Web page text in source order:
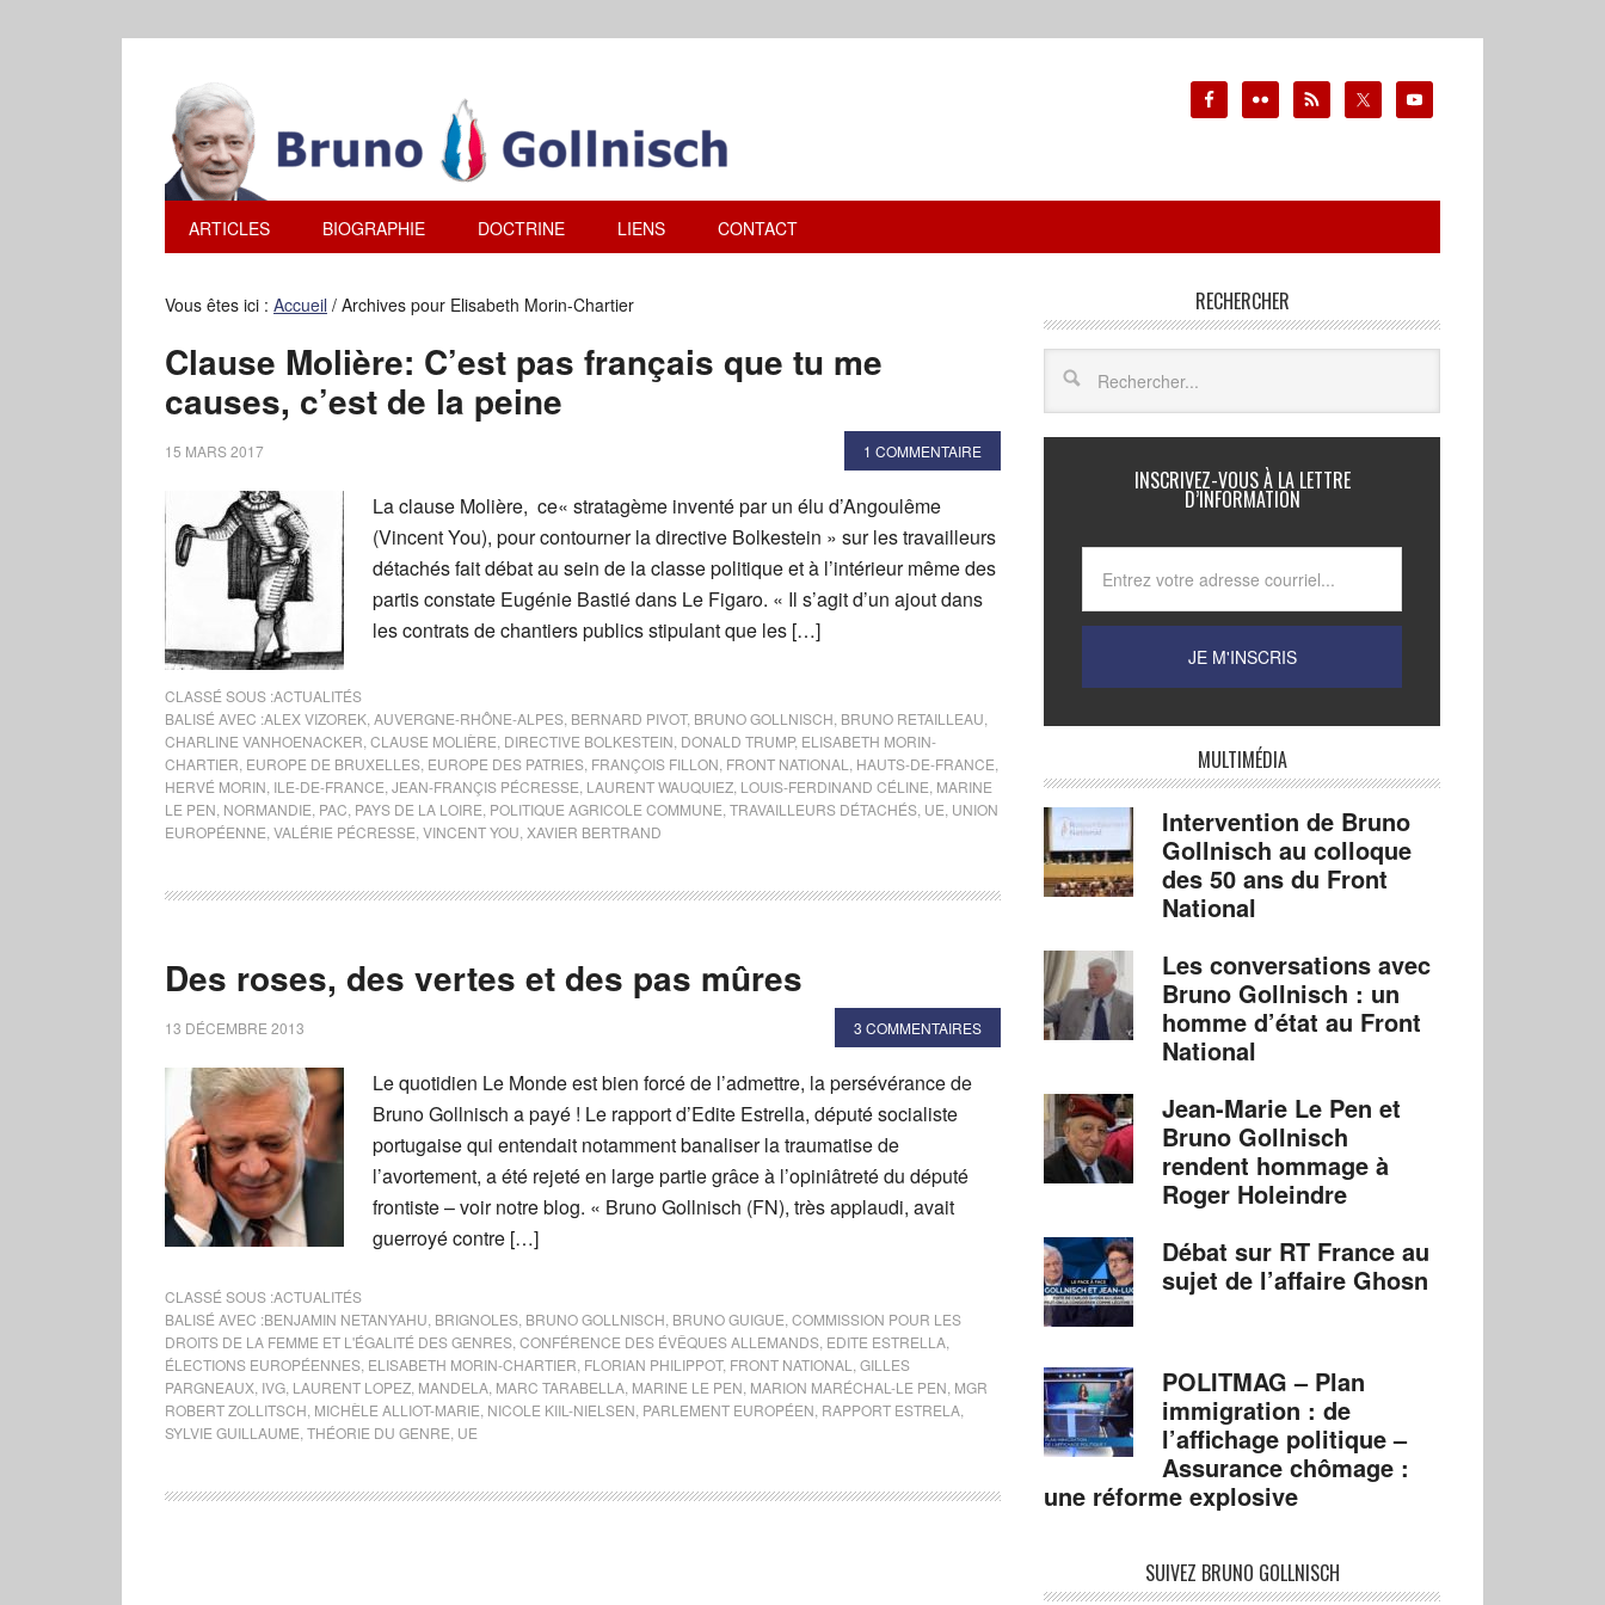
ARTICLES BIOGRAPHIE DOCTRINE LIENS CONTACT
Vous êtes ici : Accueil / Archives pour Elisabeth Morin-Chartier
Clause Molière: C’est pas français que tu me
causes, c’est de la peine
15 MARS 2017 1 COMMENTAIRE
La clause Molière, ce« stratagème inventé par un élu d’Angoulême
(Vincent You), pour contourner la directive Bolkestein » sur les travailleurs
détachés fait débat au sein de la classe politique et à l’intérieur même des
partis constate Eugénie Bastié dans Le Figaro. « Il s’agit d’un ajout dans
les contrats de chantiers publics stipulant que les […]
CLASSÉ SOUS :ACTUALITÉS
BALISÉ AVEC :ALEX VIZOREK AUVERGNE-RHÔNE-ALPES BERNARD PIVOT, BRUNO GOLLNISCH BRUNO RETAILLEAU
CHARLINE VANHOENACKER CLAUSE MOLIÈRE DIRECTIVE BOLKESTEIN DONALD TRUMP, ELISABETH MORIN-
CHARTIER EUROPE DE BRUXELLES EUROPE DES PATRIES FRANÇOIS FILLON FRONT NATIONAL HAUTS-DE-FRANCE
HERVÉ MORIN ILE-DE-FRANCE JEAN-FRANÇIS PÉCRESSE LAURENT WAUQUIEZ LOUIS-FERDINAND CÉLINE MARINE
LE PEN NORMANDIE PAC PAYS DE LA LOIRE POLITIQUE AGRICOLE COMMUNE TRAVAILLEURS DÉTACHÉS UE UNION
EUROPÉENNE VALÉRIE PÉCRESSE VINCENT YOU XAVIER BERTRAND
Des roses, des vertes et des pas mûres
13 DÉCEMBRE 2013 3 COMMENTAIRES
Le quotidien Le Monde est bien forcé de l’admettre, la persévérance de
Bruno Gollnisch a payé ! Le rapport d’Edite Estrella, député socialiste
portugaise qui entendait notamment banaliser la traumatise de
l’avortement, a été rejeté en large partie grâce à l’opiniâtreté du député
frontiste – voir notre blog. « Bruno Gollnisch (FN), très applaudi, avait
guerroyé contre […]
CLASSÉ SOUS :ACTUALITÉS
BALISÉ AVEC :BENJAMIN NETANYAHU BRIGNOLES BRUNO GOLLNISCH BRUNO GUIGUE COMMISSION POUR LES
DROITS DE LA FEMME ET L'ÉGALITÉ DES GENRES CONFÉRENCE DES ÉVÊQUES ALLEMANDS EDITE ESTRELLA
ÉLECTIONS EUROPÉENNES ELISABETH MORIN-CHARTIER FLORIAN PHILIPPOT, FRONT NATIONAL
GILLES
PARGNEAUX IVG LAURENT LOPEZ MANDELA MARC TARABELLA MARINE LE PEN MARION MARÉCHAL-LE PEN MGR
ROBERT ZOLLITSCH MICHÈLE ALLIOT-MARIE NICOLE KIIL-NIELSEN PARLEMENT EUROPÉEN RAPPORT ESTRELA
SYLVIE GUILLAUME THÉORIE DU GENRE UE
RECHERCHER
INSCRIVEZ-VOUS À LA LETTRE
D’INFORMATION
MULTIMÉDIA
Intervention de Bruno
Gollnisch au colloque
des 50 ans du Front
National
Les conversations avec
Bruno Gollnisch : un
homme d’état au Front
National
Jean-Marie Le Pen et
Bruno Gollnisch
rendent hommage à
Roger Holeindre
Débat sur RT France au
sujet de l’affaire Ghosn
POLITMAG – Plan
immigration : de
l’affichage politique –
Assurance chômage :
une réforme explosive
SUIVEZ BRUNO GOLLNISCH